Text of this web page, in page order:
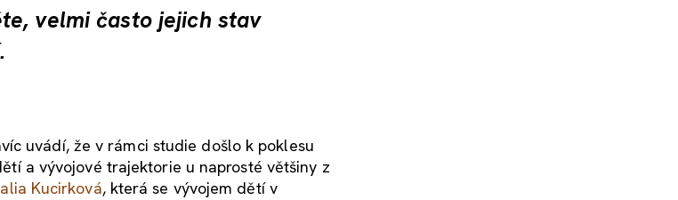
velmi často jejich stav
uvádí, že v rámci studie došlo k poklesu
a vývojové trajektorie u naprosté většiny z
Kucirková, která se vývojem dětí v